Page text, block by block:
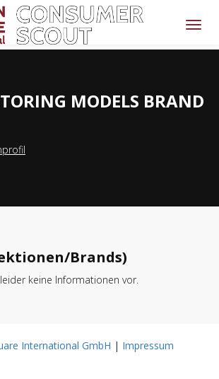
MODELS BRAND
Brands)
keine Informationen vor.
International GmbH | Impressum